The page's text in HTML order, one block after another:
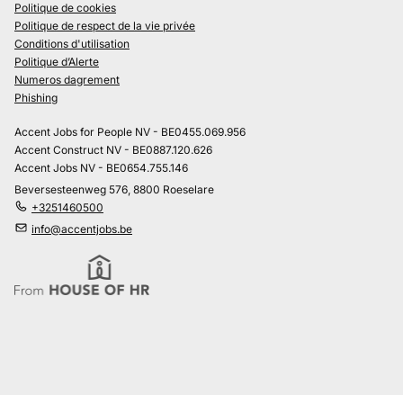
Politique de cookies
Politique de respect de la vie privée
Conditions d'utilisation
Politique d’Alerte
Numeros dagrement
Phishing
Accent Jobs for People NV - BE0455.069.956
Accent Construct NV - BE0887.120.626
Accent Jobs NV - BE0654.755.146
Beversesteenweg 576, 8800 Roeselare
+3251460500
info@accentjobs.be